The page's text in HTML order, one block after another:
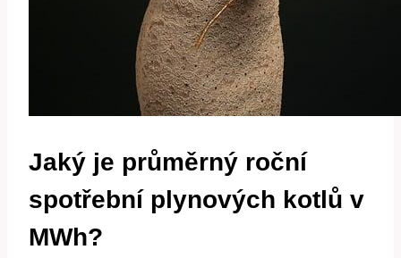
Jaký je průměrný roční
spotřební plynových kotlů v
MWh?